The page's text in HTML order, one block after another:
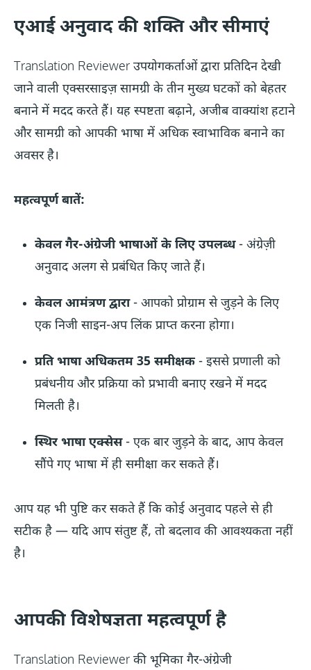
लॉगिन
अपडेट्स
एआई अनुवाद की शक्ति और सीमाएं
Translation Reviewer उपयोगकर्ताओं द्वारा प्रतिदिन देखी
जाने वाली एक्सरसाइज़ सामग्री के तीन मुख्य घटकों को बेहतर
बनाने में मदद करते हैं। यह स्पष्टता बढ़ाने, अजीब वाक्यांश हटाने
और सामग्री को आपकी भाषा में अधिक स्वाभाविक बनाने का
अवसर है।
महत्वपूर्ण बातें:
केवल गैर-अंग्रेजी भाषाओं के लिए उपलब्ध- अंग्रेज़ी
अनुवाद अलग से प्रबंधित किए जाते हैं।
केवल आमंत्रण द्वारा- आपको प्रोग्राम से जुड़ने के लिए
एक निजी साइन-अप लिंक प्राप्त करना होगा।
प्रति भाषा अधिकतम 35 समीक्षक - इससे प्रणाली को
प्रबंधनीय और प्रक्रिया को प्रभावी बनाए रखने में मदद
मिलती है।
स्थिर भाषा एक्सेस- एक बार जुड़ने के बाद, आप केवल
सौंपे गए भाषा में ही समीक्षा कर सकते हैं।
आप यह भी पुष्टि कर सकते हैं कि कोई अनुवाद पहले से ही
सटीक है — यदि आप संतुष्ट हैं, तो बदलाव की आवश्यकता नहीं
है।
आपकी विशेषज्ञता महत्वपूर्ण है
Translation Reviewer की भूमिका गैर-अंग्रेजी